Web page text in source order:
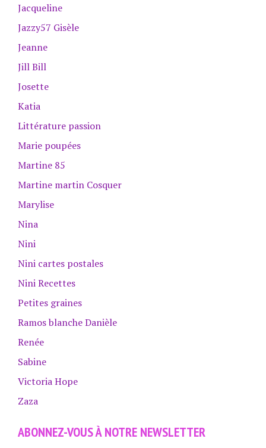
Jacqueline
Jazzy57 Gisèle
Jeanne
Jill Bill
Josette
Katia
Littérature passion
Marie poupées
Martine 85
Martine martin Cosquer
Marylise
Nina
Nini
Nini cartes postales
Nini Recettes
Petites graines
Ramos blanche Danièle
Renée
Sabine
Victoria Hope
Zaza
ABONNEZ-VOUS À NOTRE NEWSLETTER